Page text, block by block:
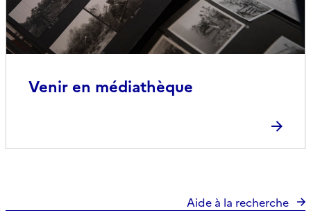
Venir en médiathèque
Aide à la recherche